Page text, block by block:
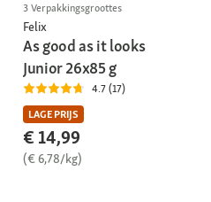
3 Verpakkingsgroottes
Felix
As good as it looks
Junior 26x85 g
4.7 (17)
LAGE PRIJS
€ 14,99
(€ 6,78/kg)